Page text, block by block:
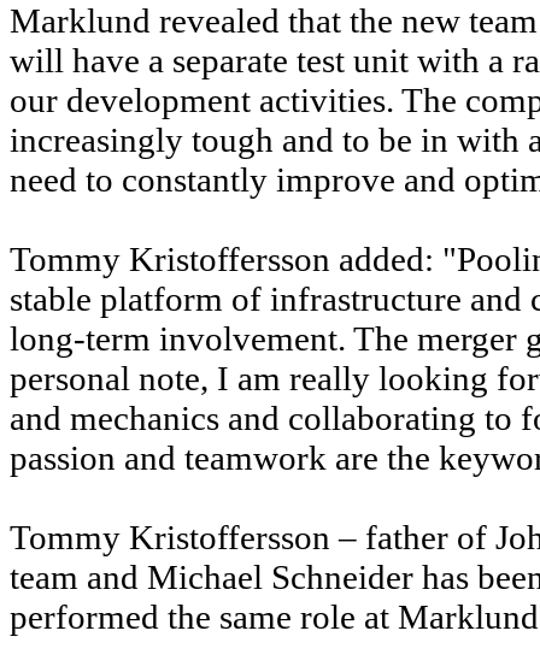
Marklund revealed that the new
will have a separate test unit with a
our development activities. The
increasingly tough and to be in with
need to constantly improve and
Tommy Kristoffersson added:
stable platform of infrastructure and
long-term involvement. The merger
personal note, I am really looking
and mechanics and collaborating to
passion and teamwork are the
Tommy Kristoffersson – father of
team and Michael Schneider has
performed the same role at